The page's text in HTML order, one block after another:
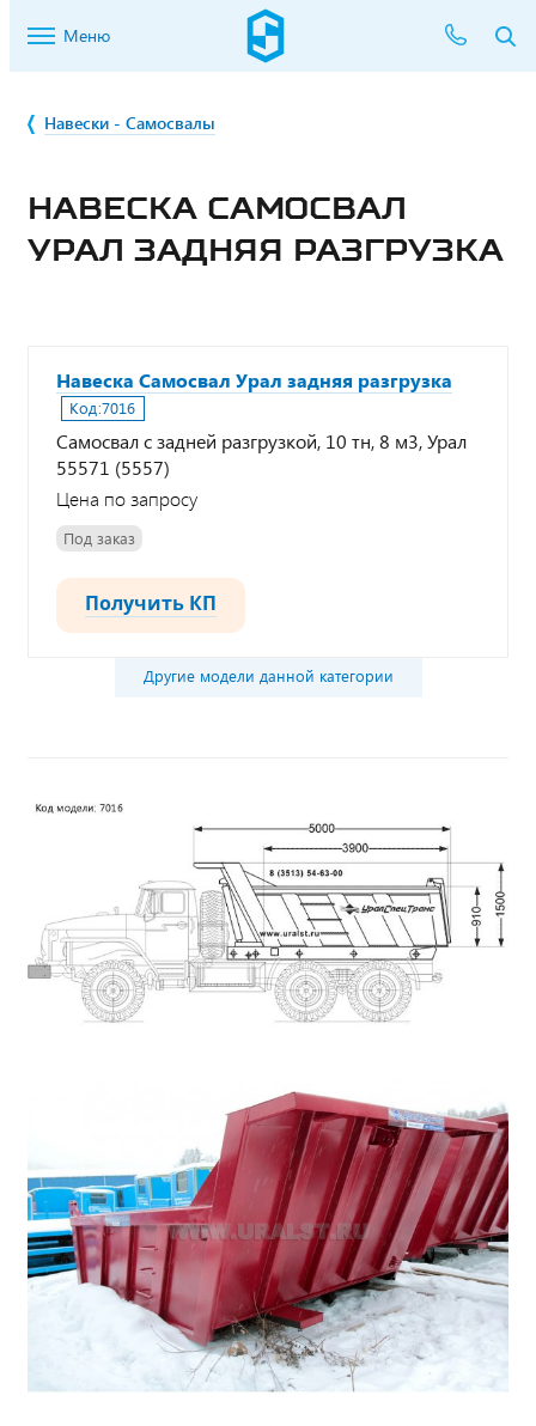
Меню
Навески - Самосвалы
НАВЕСКА САМОСВАЛ
УРАЛ ЗАДНЯЯ РАЗГРУЗКА
Навеска Самосвал Урал задняя разгрузка
Код:7016
Самосвал с задней разгрузкой, 10 тн, 8 м3, Урал
55571 (5557)
Цена по запросу
Под заказ
Получить КП
Другие модели данной категории